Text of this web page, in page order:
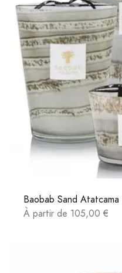
Baobab Sand Atatcama
À partir de 105,00 €